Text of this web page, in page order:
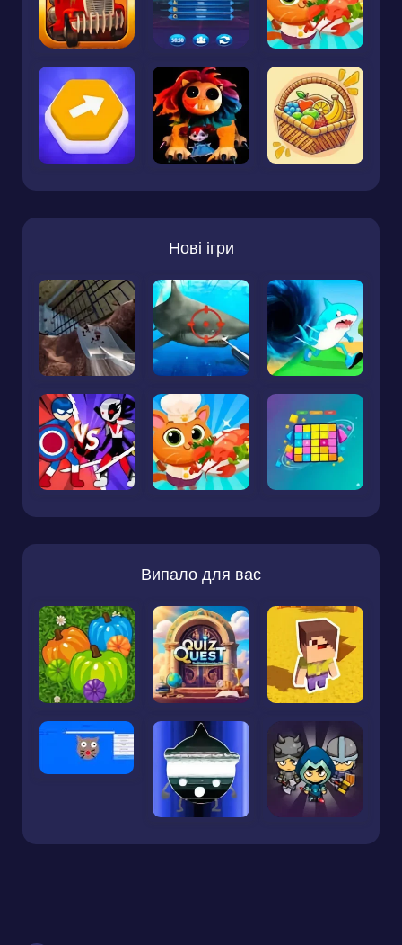
Нові ігри
Випало для вас